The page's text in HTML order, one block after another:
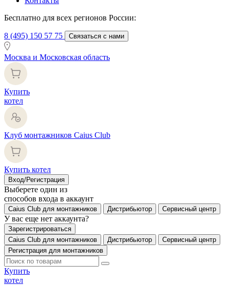
Бесплатно для всех регионов России:
8 (495) 150 57 75 Связаться с нами
Москва и Московская область
Купить
котел
Клуб монтажников Caius Club
Купить котел
Вход/Регистрация
Выберете один из
способов входа в аккаунт
Caius Club для монтажников Дистрибьютор Сервисный центр
У вас еще нет аккаунта?
Зарегистрироваться
Caius Club для монтажников
Дистрибьютор
Сервисный центр
Регистрация для монтажников
Купить
котел